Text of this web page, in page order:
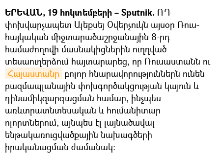
ԵՐԵՎԱՆ, 19 հոկտեմբերի – Sputnik. ՌԴ
փոխվարչապետ Ալեքսեյ Օվերչուկն այսօր Ռուս-
հայկական միջտարածաշրջանային 8-րդ
համաժողովի մասնակիցներին ուղղված
տեսաուղերձում հայտարարեց, որ Ռուսաստանն ու
Հայաստանը բոլոր հնարավորություններն ունեն
բազմապլանային փոխգործակցության կայուն և
դինամիկզարգացման համար, ինչպես
առևտրատնտեսական և հումանիտար
ոլորտներում, այնպես էլ լայնածավալ
ենթակառուցվածքային նախագծերի
իրականացման ժամանակ: